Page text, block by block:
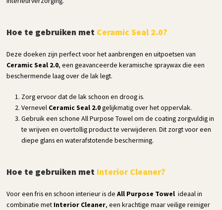
Hoe te gebruiken met Ceramic Seal 2.0?
Deze doeken zijn perfect voor het aanbrengen en uitpoetsen van
Ceramic Seal 2.0, een geavanceerde keramische spraywax die een
beschermende laag over de lak legt.
Zorg ervoor dat de lak schoon en droog is.
Vernevel Ceramic Seal 2.0gelijkmatig over het oppervlak.
Gebruik een schone All Purpose Towel om de coating zorgvuldig in
te wrijven en overtollig product te verwijderen. Dit zorgt voor een
diepe glans en waterafstotende bescherming.
Hoe te gebruiken met Interior Cleaner?
Voor een fris en schoon interieur is deAll Purpose Towel ideaal in
combinatie met Interior Cleaner, een krachtige maar veilige reiniger